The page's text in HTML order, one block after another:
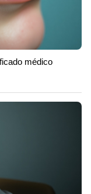
médico